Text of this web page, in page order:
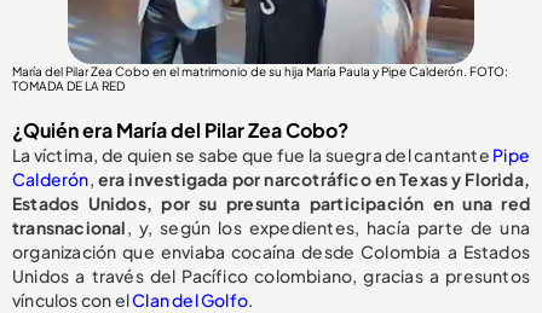
María del Pilar Zea Cobo en el matrimonio de su hija María Paula y Pipe Calderón. FOTO:
TOMADA DE LA RED
¿Quién era María del Pilar Zea Cobo?
La víctima, de quien se sabe que fue la suegra del cantante Pipe
Calderón, era investigada por narcotráfico en Texas y Florida,
Estados Unidos, por su presunta participación en una red
transnacional, y, según los expedientes, hacía parte de una
organización que enviaba cocaína desde Colombia a Estados
Unidos a través del Pacífico colombiano, gracias a presuntos
vínculos con elClan del Golfo.